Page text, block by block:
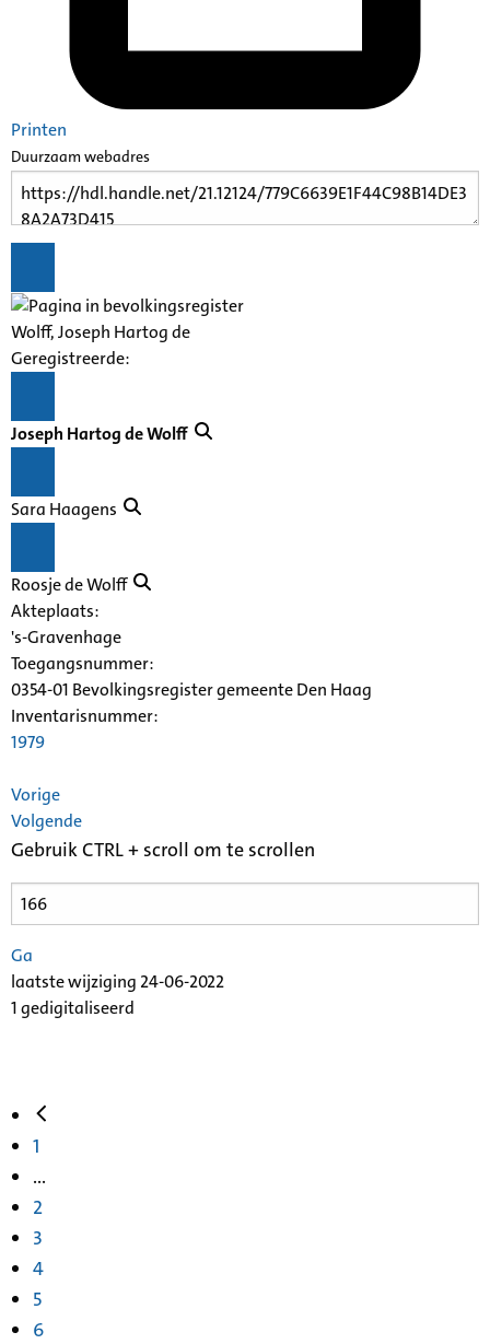
Printen
Duurzaam webadres
Wolff, Joseph Hartog de
Geregistreerde:
Joseph Hartog de Wolff
Sara Haagens
Roosje de Wolff
Akteplaats:
's-Gravenhage
Toegangsnummer:
0354-01 Bevolkingsregister gemeente Den Haag
Inventarisnummer:
1979
Vorige
Volgende
Gebruik CTRL + scroll om te scrollen
Ga
laatste wijziging 24-06-2022
1 gedigitaliseerd
1
...
2
3
4
5
6